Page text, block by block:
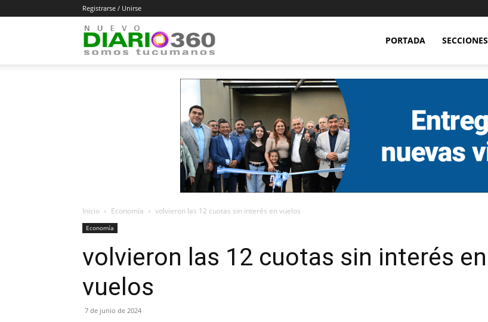
Registrarse / Unirse
Diario
360
PORTADA SECCIONES
Inicio Economía volvieron las 12 cuotas sin interés en vuelos
Economía
volvieron las 12 cuotas sin interés en
vuelos
7 de junio de 2024